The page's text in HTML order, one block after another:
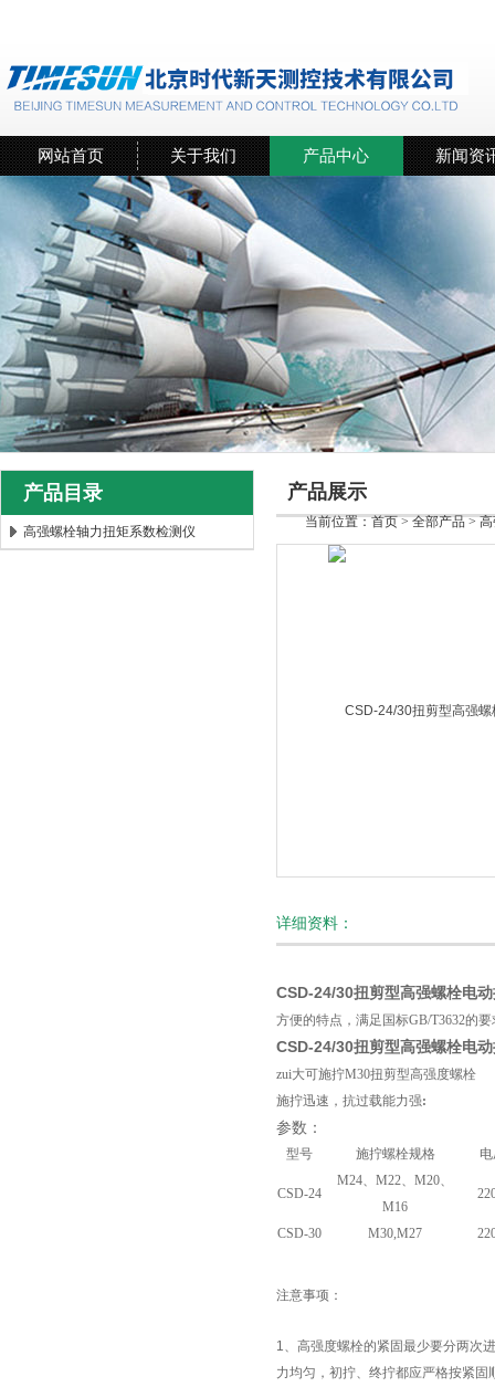
网站首页 关于我们 产品中心 新闻资
产品目录
高强螺栓轴力扭矩系数检测仪
产品展示
当前位置：首页>全部产品>
详细资料：
CSD-24/30扭剪型高强螺栓电
方便的特点，满足国标GB/T3632的要
CSD-24/30扭剪型高强螺栓电
zui大可施拧M30扭剪型高强度螺栓
施拧迅速，抗过载能力强:
参数：
型号 施拧螺栓规格
CSD-24
M24、M22、M20、
M16
CSD-30 M30,M27
注意事项：
1、高强度螺栓的紧固最少要分两次
力均匀，初拧、终拧都应严格按紧固